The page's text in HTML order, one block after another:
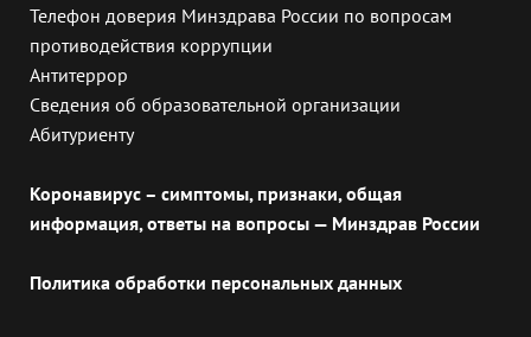
Телефон доверия Минздрава России по вопросам
противодействия коррупции
Антитеррор
Сведения об образовательной организации
Абитуриенту
Коронавирус – симптомы, признаки, общая
информация, ответы на вопросы — Минздрав России
Политика обработки персональных данных